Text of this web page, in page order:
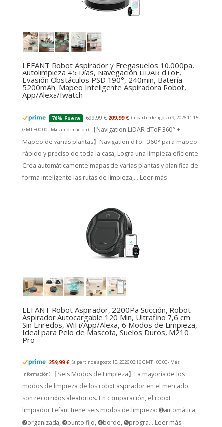
LEFANT Robot Aspirador y Fregasuelos 10.000pa,
Autolimpieza 45 Días, Navegación LiDAR dToF,
Evasión Obstáculos PSD 190°, 240min, Batería
5200mAh, Mapeo Inteligente Aspiradora Robot,
App/Alexa/Iwatch
70% Fuera 699,99 € 209,99 € (a partir de agosto 9, 2026 11:15
GMT +00:00 - Más información)
【Navigation LiDAR dToF 360° +
Mapeo de varias plantas】Navigation dToF 360° para mapeo
rápido y preciso de toda la casa, Logra una limpieza eficiente.
Crea automáticamente mapas de varias plantas y planifica de
forma inteligente las rutas de limpieza,... Leer más
LEFANT Robot Aspirador, 2200Pa Succión, Robot
Aspirador Autocargable 120 Min, Ultrafino 7,6 cm
Sin Enredos, WiFi/App/Alexa, 6 Modos de Limpieza,
Ideal para Pelo de Mascota, Suelos Duros, M210
Pro
259,99 € (a partir de agosto 10, 2026 03:16 GMT +00:00 - Más
información)
【Seis Modos de Limpieza】La mayoría de los
modos de limpieza de los robot aspirador en el mercado
son recorridos aleatorios. En comparación, el robot
limpiador Lefant tiene seis modos de limpieza: ➊automática,
➋organizada, ➌punto fijo, ➍borde, ➎progra... Leer más